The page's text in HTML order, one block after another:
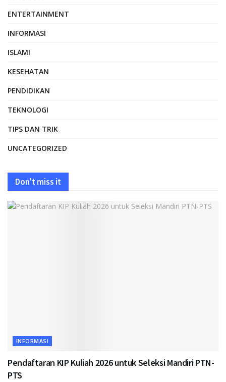
ENTERTAINMENT
INFORMASI
ISLAMI
KESEHATAN
PENDIDIKAN
TEKNOLOGI
TIPS DAN TRIK
UNCATEGORIZED
Don't miss it
INFORMASI
Pendaftaran KIP Kuliah 2026 untuk Seleksi Mandiri PTN-
PTS